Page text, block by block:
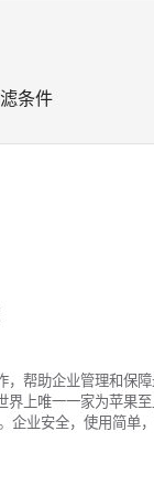
条件
，​帮助​企业​管理​和​保
界​上​唯​一​一​家​为​苹果​
企业​安全，​使用​简单